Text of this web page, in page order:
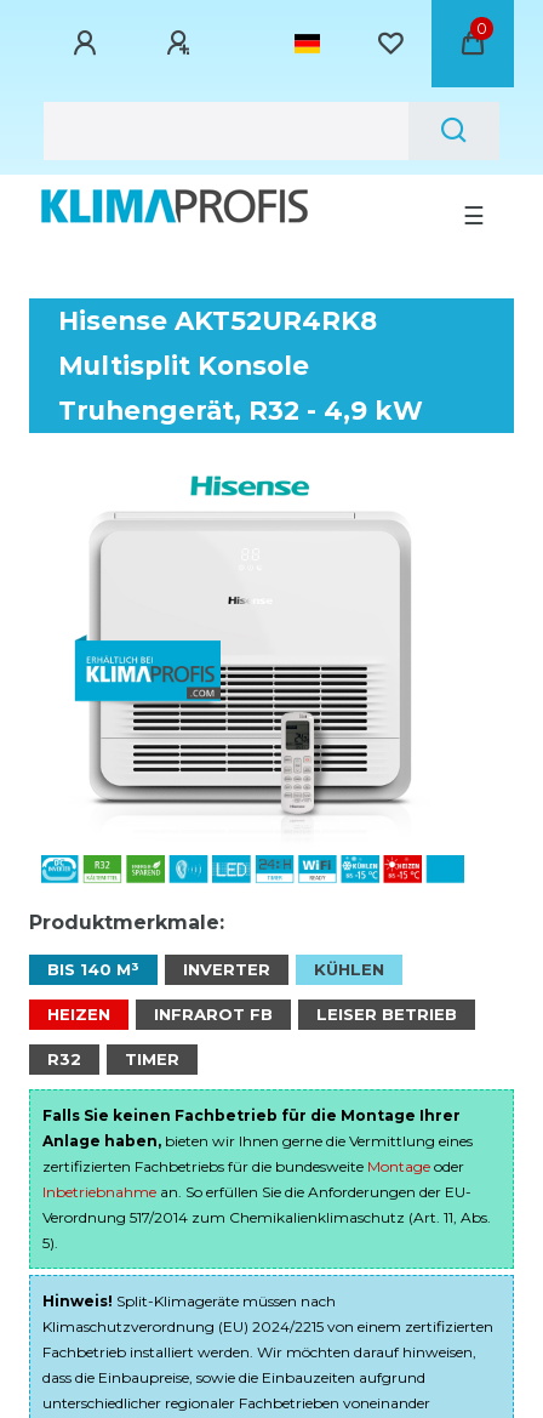
0
☰
Hisense AKT52UR4RK8
Multisplit Konsole
Truhengerät, R32 - 4,9 kW
Produktmerkmale:
BIS 140 M³ INVERTER KÜHLEN
HEIZEN INFRAROT FB LEISER BETRIEB
R32 TIMER
Falls Sie keinen Fachbetrieb für die Montage Ihrer
Anlage haben, bieten wir Ihnen gerne die Vermittlung eines
zertifizierten Fachbetriebs für die bundesweite Montage oder
Inbetriebnahme an. So erfüllen Sie die Anforderungen der EU-
Verordnung 517/2014 zum Chemikalienklimaschutz (Art. 11, Abs.
5).
Hinweis! Split-Klimageräte müssen nach
Klimaschutzverordnung (EU) 2024/2215 von einem zertifizierten
Fachbetrieb installiert werden. Wir möchten darauf hinweisen,
dass die Einbaupreise, sowie die Einbauzeiten aufgrund
unterschiedlicher regionaler Fachbetrieben voneinander